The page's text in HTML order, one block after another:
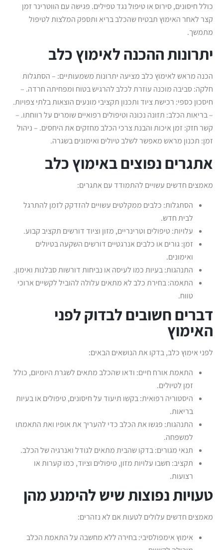
כולל חיסונים, סירוס או טיפול נגד טפילים. פגישה עם הווטרינר זמן
קצר לאחר האימוץ תבטיח שהכלב בריא ותספק המלצות לטיפול
מתמשך.
יתרונות ההכנה לאימוץ כלב
הכנה מראש לאימוץ כלב מציעה יתרונות משמעותיים: – הסתגלות
חלקה: סביבה מוכנה עוזרת לכלב להרגיש בטוח ומפחיתה חרדה. –
חיסכון כספי: רכישת ציוד ותכנון תקציבי מונעים הוצאות בלתי צפויות.
– בריאות הכלב: תזונה נכונה וטיפולים רפואיים שומרים על רווחתו. –
קשר חזק: זמן איכות והבנת צרכי הכלב מחזקים את היחסים. – ניהול
זמן: תכנון מראש מאפשר לשלב טיולים ואימונים בשגרה.
אתגרים נפוצים באימוץ כלב
מאמצים חדשים עשויים להתמודד עם אתגרים:
הסתגלות: כלבים ממקלטים עשויים להזדקק לזמן להתרגל
לבית חדש.
עלויות: טיפולים וטרינריים, מזון וציוד דורשים תקציב קבוע.
זמן: גורים או כלבים אנרגטיים דורשים השקעה בטיולים
ואימונים.
התנהגות: בעיות כמו לעיסה או נביחות דורשות סבלנות ואימון.
התאמה: בחירת כלב לא מתאים עלולה להוביל לקשיים ארוכי
טווח.
דברים חשובים לבדוק לפני
האימוץ
לפני אימוץ כלב, בדקו את הנושאים הבאים:
התאמת אורח חיים: ודאו שהכלב מתאים לשגרת היומיום, כולל
זמן לטיולים.
היסטוריה רפואית: בקשו תיעוד על חיסונים, טיפולים או בעיות
בריאות.
התנהגות: פגשו את הכלב כדי להעריך את אופיו ואת התאמתו
למשפחה.
תנאי מגורים: בדקו שהבית מתאים לגודל ואנרגיה של הכלב.
תקציב: חשבו עלויות מזון, טיפולים וציוד, כמו קערות או
רצועות.
טעויות נפוצות שיש להימנע מהן
מאמצים חדשים עלולים לטעות אם לא נזהרים:
אימוץ אימפולסיבי: בחירה ללא מחשבה על התאמת הכלב